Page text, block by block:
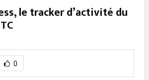
le tracker d’activité du
0